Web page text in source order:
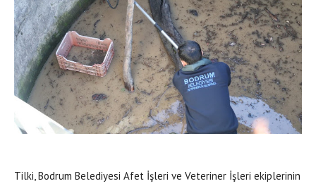
Tilki, Bodrum Belediyesi Afet İşleri ve Veteriner İşleri ekiplerinin